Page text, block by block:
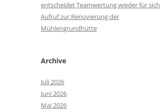
entscheidet Teamwertung wieder für sich
Aufruf zur Renovierung der
Mühlengrundhütte
Archive
Juli 2026
Juni 2026
Mai 2026